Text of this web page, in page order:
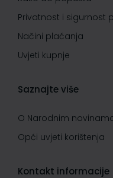
Privatnost i sigurnost
Načini plaćanja
Uvjeti kupnje
Saznajte više
O Narodnim
Opći uvjeti korištenja
Kontakt informacije